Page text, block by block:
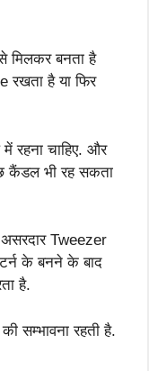
मिलकर बनता है
है या फिर
रहना चाहिए. और
भी रह सकता
असरदार Tweezer
के बनने के बाद
है.
सम्भावना रहती है.